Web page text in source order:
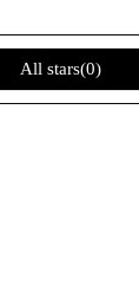
All stars(0)